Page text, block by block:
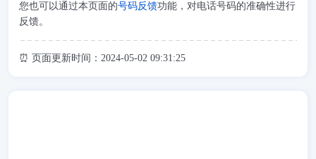
您也可以通过本页面的号码反馈功能，对电话号码的准确性进行
反馈。
⏰ 页面更新时间：2024-05-02 09:31:25